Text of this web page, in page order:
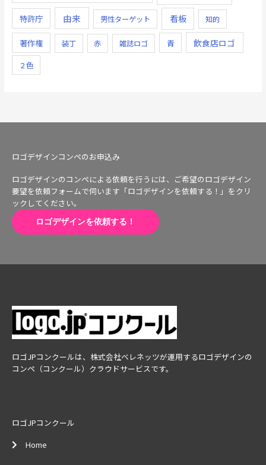
特許庁 由来 男性ターゲット 看板 知的
著作権 装丁 赤 雑誌ロゴ 青 飲食店ロゴ
２色
ロゴデザインコンペのお申込み
ロゴデザインのコンペによる依頼を行うには、ご希望のロゴデザイン
要望を依頼フォームで伺います「ロゴデザインを依頼する！」をクリ
ックしてください。
ロゴデザインを依頼する！
ロゴJPコンクールは、株式会社ベレネッツが運用するロゴデザインの
コンペ（コンクール）クラウドサービスです。
ロゴJPコンクール
Home